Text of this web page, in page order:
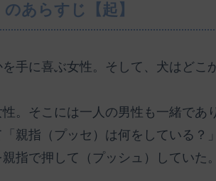
あらすじ【起】
手に喜ぶ女性。そして、犬はどこ
。そこには一人の男性も一緒であ
親指（プッセ）は何をしている？
指で押して（プッシュ）していた。